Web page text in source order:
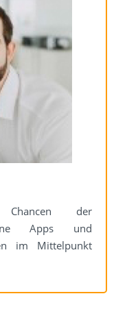
Chancen der
Apps und
im Mittelpunkt